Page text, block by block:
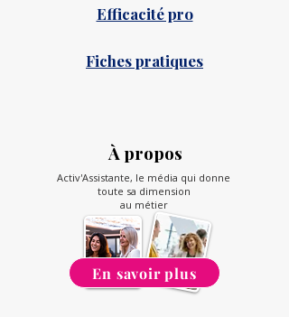
Efficacité pro
Fiches pratiques
Activ'Assistante, le média qui donne
toute sa dimension
au métier
En savoir plus
À propos